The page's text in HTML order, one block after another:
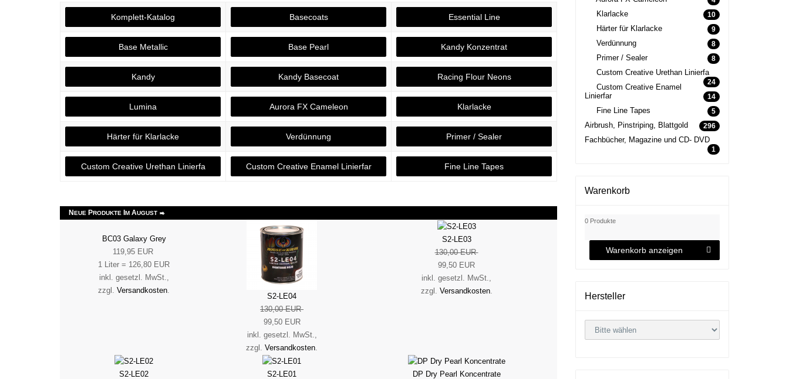
Komplett-Katalog Basecoats Essential Line
Base Metallic Base Pearl Kandy Konzentrat
Kandy Kandy Basecoat Racing Flour Neons
Lumina Aurora FX Cameleon Klarlacke
Härter für Klarlacke Verdünnung Primer / Sealer
Custom Creative Urethan Linierfa Custom Creative Enamel Linierfar Fine Line Tapes
NEUE PRODUKTE M AUGUST
BC03 Galaxy Grey
119,95 EUR
1 Liter = 126,80 EUR
inkl. gesetzl. MwSt.,
zzgl. Versandkosten.
S2-LE04
130,00 EUR
99,50 EUR
inkl. gesetzl. MwSt.,
zzgl. Versandkosten.
S2-LE03
130,00 EUR
99,50 EUR
inkl. gesetzl. MwSt.,
zzgl. Versandkosten.
S2-LE02
S2-LE01
DP Dry Pearl Koncentrate
Klarlacke 10
Härter für Klarlacke 9
Verdünnung 8
Primer / Sealer 8
Custom Creative Urethan Linierfa
24
Custom Creative Enamel
Linierfar
14
Fine Line Tapes 5
Airbrush, Pinstriping, Blattgold 296
Fachbücher, Magazine und CD- DVD
1
Warenkorb
0 Produkte
Warenkorb anzeigen
Hersteller